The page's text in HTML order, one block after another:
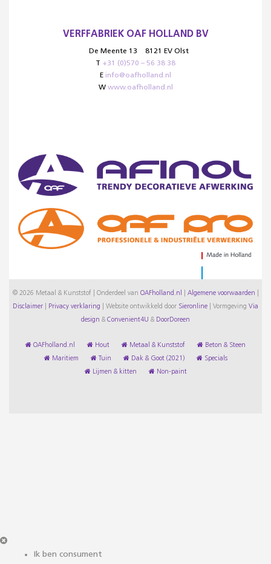
VERFFABRIEK OAF HOLLAND BV
De Meente 13
8121 EV Olst
T +31 (0)570 – 56 38 38
E info@oafholland.nl
W www.oafholland.nl
© 2026 Metaal & Kunststof | Onderdeel van OAFholland.nl Algemene voorwaarden
Disclaimer Privacy verklaring Website ontwikkeld door Sieronline Vormgeving Via
design & Convenient4U & DoorDoreen
OAFholland.nl Hout Metaal & Kunststof Beton & Steen
Maritiem Tuin Dak & Goot (2021) Specials
Lijmen & kitten Non-paint
Ik ben consument